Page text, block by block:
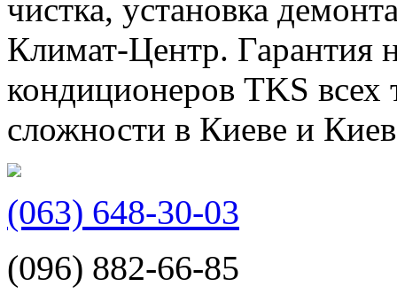
чистка, установка
Климат-Центр. Гарантия
кондиционеров TKS
сложности в Киеве и
(063) 648-30-03
(096) 882-66-85